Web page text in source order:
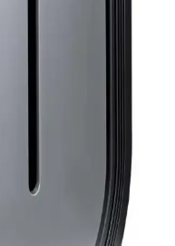
hakkında detaylı
deneyimleriyle ilgili
gerekmektedir.
Modeller
ve ışıksız
giderir ve hava kalitesini
Cihazlarının İç
İpuçları